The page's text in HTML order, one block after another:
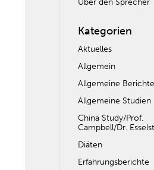
Über den Sprecher
Kategorien
Aktuelles
Allgemein
Allgemeine Berichte
Allgemeine Studien
China Study/Prof.
Campbell/Dr.
Diäten
Erfahrungsberichte